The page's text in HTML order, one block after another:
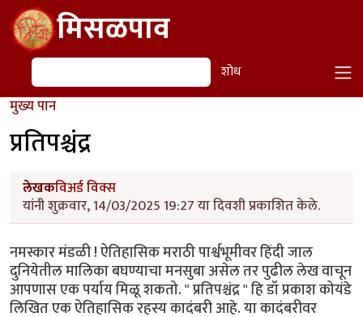
Skip to main contentमिसळपाव
शोध शोध
मुख्य पान
प्रतिपश्चंद्र
लेखकविअर्ड विक्स
यांनी शुक्रवार, 14/03/2025 19:27 या दिवशी प्रकाशित केले.
नमस्कार मंडळी ! ऐतिहासिक मराठी पार्श्वभूमीवर हिंदी जाल
दुनियेतील मालिका बघण्याचा मनसुबा असेल तर पुढील लेख वाचून
आपणास एक पर्याय मिळू शकतो. " प्रतिपश्चंद्र " हि डॉ प्रकाश कोयंडे
लिखित एक ऐतिहासिक रहस्य कादंबरी आहे. या कादंबरीवर